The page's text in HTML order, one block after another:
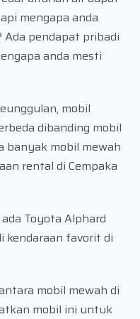
mengapa anda
pendapat pribadi
anda mesti
mobil
dibanding mobil
banyak mobil mewah
rental di Cempaka
Toyota Alphard
kendaraan favorit di
mobil mewah di
mobil ini untuk